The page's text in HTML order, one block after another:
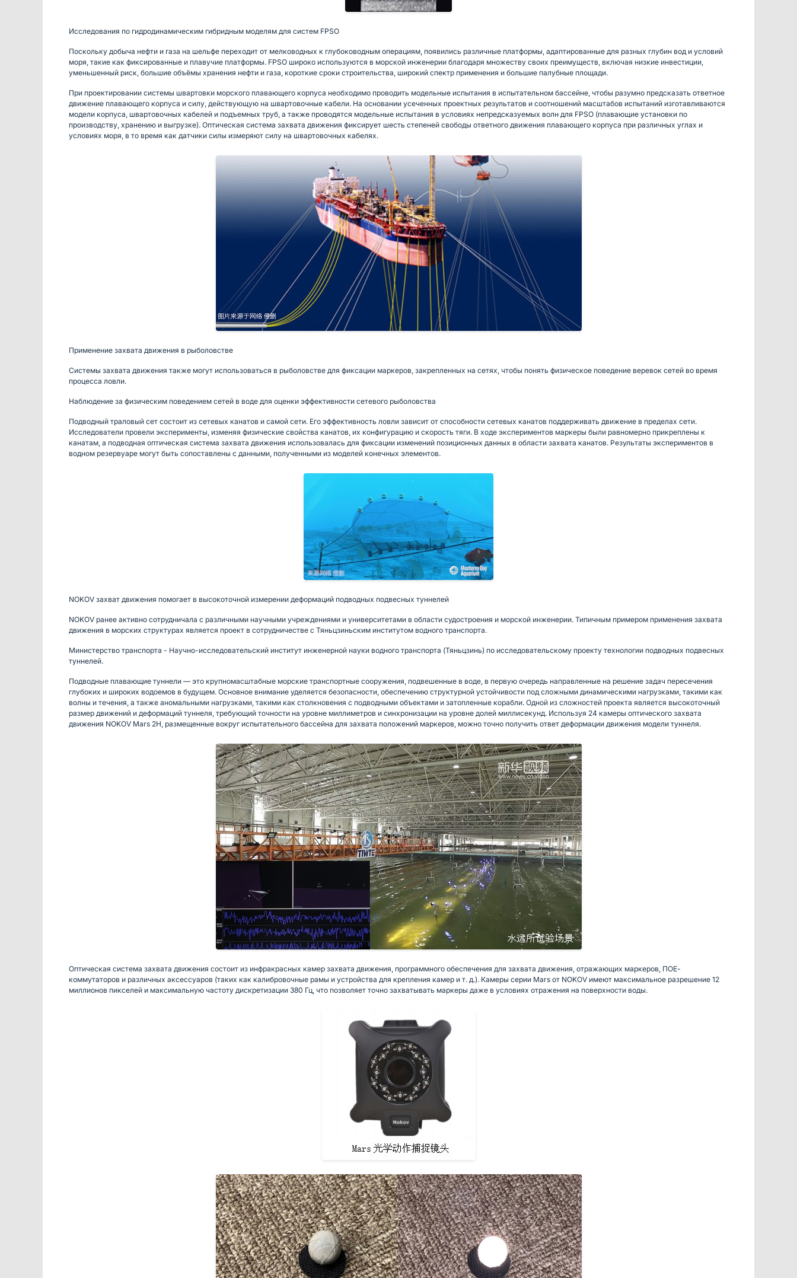
Исследования по гидродинамическим гибридным моделям для систем FPSO
Поскольку добыча нефти и газа на шельфе переходит от мелководных к глубоководным операциям, появились различные платформы, адаптированные для разных глубин вод и условий
моря, такие как фиксированные и плавучие платформы. FPSO широко используются в морской инженерии благодаря множеству своих преимуществ, включая низкие инвестиции,
уменьшенный риск, большие объёмы хранения нефти и газа, короткие сроки строительства, широкий спектр применения и большие палубные площади.
При проектировании системы швартовки морского плавающего корпуса необходимо проводить модельные испытания в испытательном бассейне, чтобы разумно предсказать ответное
движение плавающего корпуса и силу, действующую на швартовочные кабели. На основании усеченных проектных результатов и соотношений масштабов испытаний изготавливаются
модели корпуса, швартовочных кабелей и подъемных труб, а также проводятся модельные испытания в условиях непредсказуемых волн для FPSO (плавающие установки по
производству, хранению и выгрузке). Оптическая система захвата движения фиксирует шесть степеней свободы ответного движения плавающего корпуса при различных углах и
условиях моря, в то время как датчики силы измеряют силу на швартовочных кабелях.
Применение захвата движения в рыболовстве
Системы захвата движения также могут использоваться в рыболовстве для фиксации маркеров, закрепленных на сетях, чтобы понять физическое поведение веревок сетей во время
процесса ловли.
Наблюдение за физическим поведением сетей в воде для оценки эффективности сетевого рыболовства
Подводный траловый сет состоит из сетевых канатов и самой сети. Его эффективность ловли зависит от способности сетевых канатов поддерживать движение в пределах сети.
Исследователи провели эксперименты, изменяя физические свойства канатов, их конфигурацию и скорость тяги. В ходе экспериментов маркеры были равномерно прикреплены к
канатам, а подводная оптическая система захвата движения использовалась для фиксации изменений позиционных данных в области захвата канатов. Результаты экспериментов в
водном резервуаре могут быть сопоставлены с данными, полученными из моделей конечных элементов.
NOKOV захват движения помогает в высокоточной измерении деформаций подводных подвесных туннелей
NOKOV ранее активно сотрудничала с различными научными учреждениями и университетами в области судостроения и морской инженерии. Типичным примером применения захвата
движения в морских структурах является проект в сотрудничестве с Тяньцзиньским институтом водного транспорта.
Министерство транспорта - Научно-исследовательский институт инженерной науки водного транспорта (Тяньцзинь) по исследовательскому проекту технологии подводных подвесных
туннелей.
Подводные плавающие туннели — это крупномасштабные морские транспортные сооружения, подвешенные в воде, в первую очередь направленные на решение задач пересечения
глубоких и широких водоемов в будущем. Основное внимание уделяется безопасности, обеспечению структурной устойчивости под сложными динамическими нагрузками, такими как
волны и течения, а также аномальными нагрузками, такими как столкновения с подводными объектами и затопленные корабли. Одной из сложностей проекта является высокоточный
размер движений и деформаций туннеля, требующий точности на уровне миллиметров и синхронизации на уровне долей миллисекунд. Используя 24 камеры оптического захвата
движения NOKOV Mars 2H, размещенные вокруг испытательного бассейна для захвата положений маркеров, можно точно получить ответ деформации движения модели туннеля.
Оптическая система захвата движения состоит из инфракрасных камер захвата движения, программного обеспечения для захвата движения, отражающих маркеров, ПОЕ-
коммутаторов и различных аксессуаров (таких как калибровочные рамы и устройства для крепления камер и т. д.). Камеры серии Mars от NOKOV имеют максимальное разрешение 12
миллионов пикселей и максимальную частоту дискретизации 380 Гц, что позволяет точно захватывать маркеры даже в условиях отражения на поверхности воды.